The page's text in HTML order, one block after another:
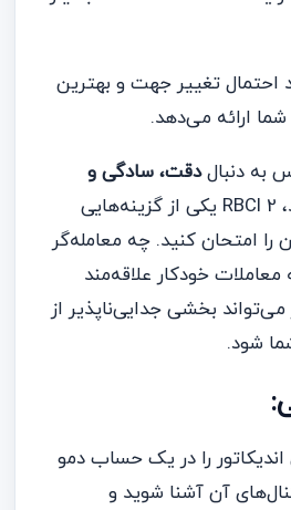
احتمال تغییر جهت و بهترین
ارائه می‌دهد.
به دنبالدقت، سادگی و
هستید، RBCI 2 یکی از گزینه‌هایی
امتحان کنید. چه معامله‌گر
خودکار علاقه‌مند
می‌تواند بخشی جدایی‌ناپذیر از
شود.
را در یک حساب دمو
آن آشنا شوید و